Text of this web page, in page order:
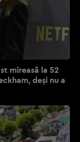
mireasă la 52
deși nu a